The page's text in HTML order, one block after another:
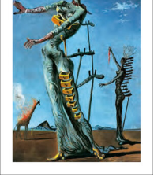
pino
cantidad